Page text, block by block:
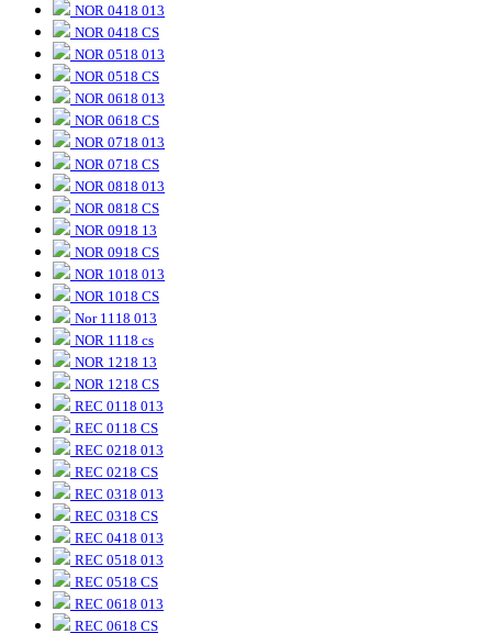
NOR 0418 013
NOR 0418 CS
NOR 0518 013
NOR 0518 CS
NOR 0618 013
NOR 0618 CS
NOR 0718 013
NOR 0718 CS
NOR 0818 013
NOR 0818 CS
NOR 0918 13
NOR 0918 CS
NOR 1018 013
NOR 1018 CS
Nor 1118 013
NOR 1118 cs
NOR 1218 13
NOR 1218 CS
REC 0118 013
REC 0118 CS
REC 0218 013
REC 0218 CS
REC 0318 013
REC 0318 CS
REC 0418 013
REC 0518 013
REC 0518 CS
REC 0618 013
REC 0618 CS